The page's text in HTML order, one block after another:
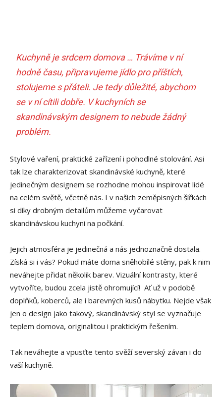
Kuchyně je srdcem domova … Trávíme v ní
hodně času, připravujeme jídlo pro příštích,
stolujeme s přáteli. Je tedy důležité, abychom
se v ní cítili dobře. V kuchyních se
skandinávským designem to nebude žádný
problém.
Stylové vaření, praktické zařízení i pohodlné stolování. Asi
tak lze charakterizovat skandinávské kuchyně, které
jedinečným designem se rozhodne mohou inspirovat lidé
na celém světě, včetně nás. I v našich zeměpisných šířkách
si díky drobným detailům můžeme vyčarovat
skandinávskou kuchyni na počkání.
Jejich atmosféra je jedinečná a nás jednoznačně dostala.
Získá si i vás? Pokud máte doma sněhobílé stěny, pak k nim
neváhejte přidat několik barev. Vizuální kontrasty, které
vytvoříte, budou zcela jistě ohromující! Ať už v podobě
doplňků, koberců, ale i barevných kusů nábytku. Nejde však
jen o design jako takový, skandinávský styl se vyznačuje
teplem domova, originalitou i praktickým řešením.
Tak neváhejte a vpusťte tento svěží severský závan i do
vaší kuchyně.